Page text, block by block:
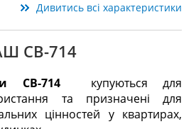
Дивитись всі характеристики
СВ-714
СВ-714купуються для
та призначені для
цінностей у квартирах,